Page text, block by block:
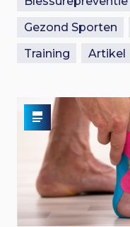
h
o
d
Gezond Sporten
Training
Artikel